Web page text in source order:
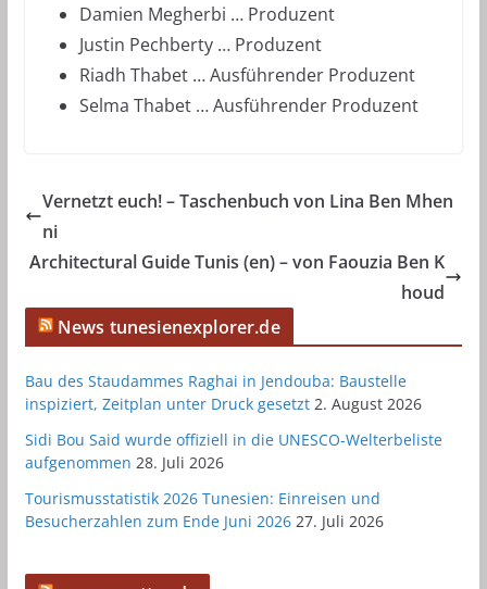
Damien Megherbi … Produzent
Justin Pechberty … Produzent
Riadh Thabet … Ausführender Produzent
Selma Thabet … Ausführender Produzent
Vernetzt euch! – Taschenbuch von Lina Ben Mhen
ni
Architectural Guide Tunis (en) – von Faouzia Ben K
houd
News tunesienexplorer.de
Bau des Staudammes Raghai in Jendouba: Baustelle
inspiziert, Zeitplan unter Druck gesetzt 2. August 2026
Sidi Bou Said wurde offiziell in die UNESCO-Welterbeliste
aufgenommen 28. Juli 2026
Tourismusstatistik 2026 Tunesien: Einreisen und
Besucherzahlen zum Ende Juni 2026 27. Juli 2026